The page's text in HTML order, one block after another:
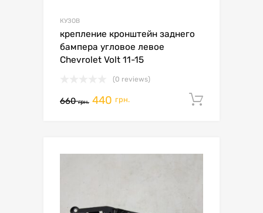
КУЗОВ
крепление кронштейн заднего
бампера угловое левое
Chevrolet Volt 11-15
(0 reviews)
660грн. 440 грн.